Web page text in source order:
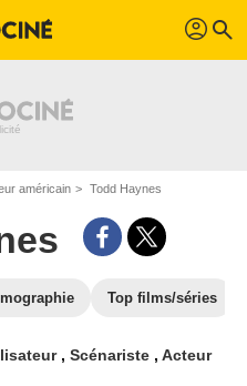
profil search
américain Todd Haynes
Top films/séries
,Scénariste ,Acteur